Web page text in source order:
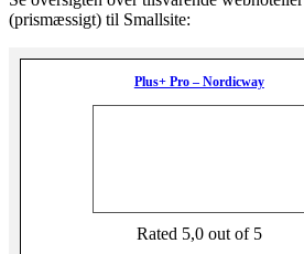
(prismæssigt) til Smallsite:
Plus+ Pro – Nordicway
Rated 5,0 out of 5